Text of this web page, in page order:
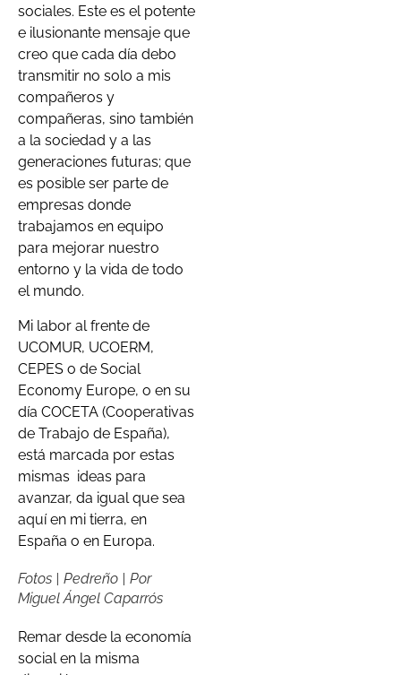
sociales. Este es el potente
e ilusionante mensaje que
creo que cada día debo
transmitir no solo a mis
compañeros y
compañeras, sino también
a la sociedad y a las
generaciones futuras; que
es posible ser parte de
empresas donde
trabajamos en equipo
para mejorar nuestro
entorno y la vida de todo
el mundo.
Mi labor al frente de
UCOMUR, UCOERM,
CEPES o de Social
Economy Europe, o en su
día COCETA (Cooperativas
de Trabajo de España),
está marcada por estas
mismas ideas para
avanzar, da igual que sea
aquí en mi tierra, en
España o en Europa.
Fotos | Pedreño | Por
Miguel Ángel Caparrós
Remar desde la economía
social en la misma